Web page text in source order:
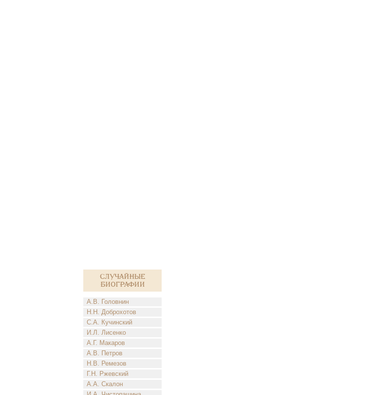
Случайные
биографии
А.В. Головнин
Н.Н. Доброхотов
С.А. Кучинский
И.Л. Лисенко
А.Г. Макаров
А.В. Петров
Н.В. Ремезов
Г.Н. Ржевский
А.А. Скалон